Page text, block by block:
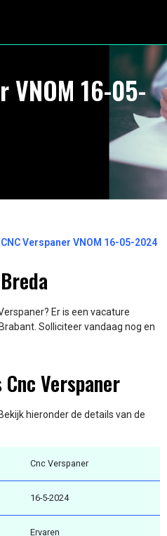
VNOM 16-05-
CNC Verspaner VNOM 16-05-2024
Er is een vacature
Solliciteer vandaag nog en
Verspaner
hieronder de details van de
Cnc Verspaner
16-5-2024
Ervaren